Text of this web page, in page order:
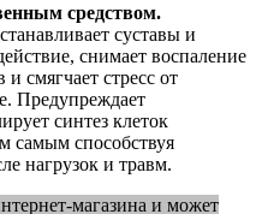
средством.
суставы и
снимает воспаление
смягчает стресс от
Предупреждает
синтез клеток
самым способствуя
нагрузок и травм.
магазина и может